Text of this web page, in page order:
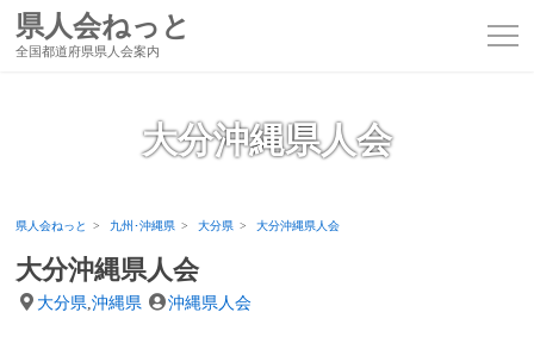
県人会ねっと
全国都道府県県人会案内
大分沖縄県人会
県人会ねっと 九州･沖縄県 大分県 大分沖縄県人会
大分沖縄県人会
大分県 ,沖縄県 沖縄県人会